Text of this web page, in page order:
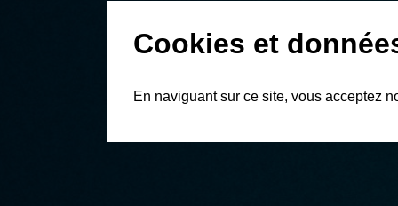
Cookies et
En naviguant sur ce site, vous acceptez